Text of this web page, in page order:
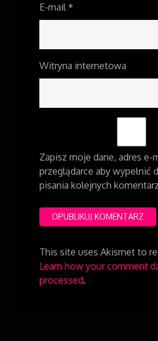
E-mail *
Witryna internetowa
Zapisz moje dane, adres
przeglądarce aby wypełnić
pisania kolejnych
This site uses Akismet to
Learn how your comment
processed.